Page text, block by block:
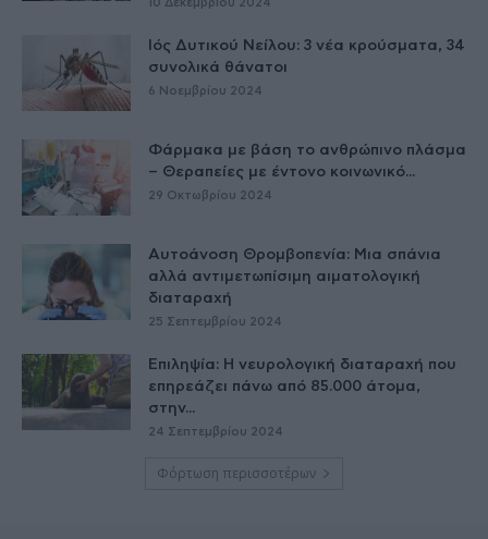
10 Δεκεμβρίου 2024
Ιός Δυτικού Νείλου: 3 νέα κρούσματα, 34
συνολικά θάνατοι
6 Νοεμβρίου 2024
Φάρμακα με βάση το ανθρώπινο πλάσμα
– Θεραπείες με έντονο κοινωνικό...
29 Οκτωβρίου 2024
Αυτοάνοση Θρομβοπενία: Μια σπάνια
αλλά αντιμετωπίσιμη αιματολογική
διαταραχή
25 Σεπτεμβρίου 2024
Επιληψία: Η νευρολογική διαταραχή που
επηρεάζει πάνω από 85.000 άτομα,
στην...
24 Σεπτεμβρίου 2024
Φόρτωση περισσοτέρων